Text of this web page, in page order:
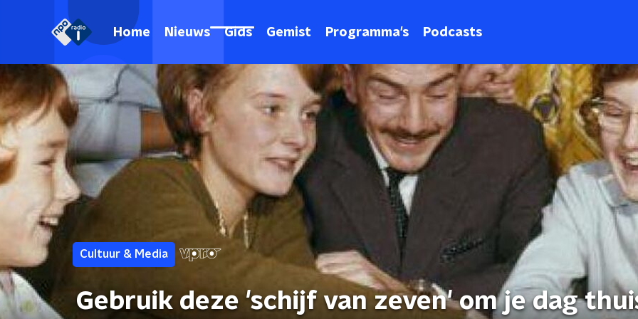
Home Nieuws Gids Gemist Programma's Podcasts
Cultuur & Media
Gebruik deze 'schijf van zeven' om je dag